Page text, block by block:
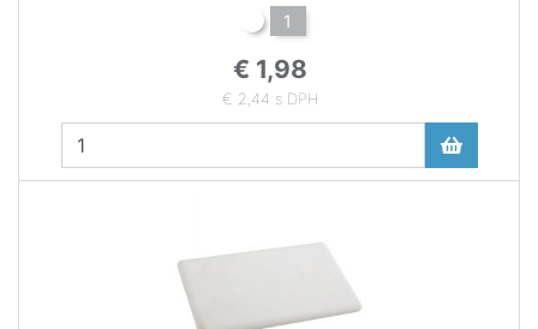
1
€ 1,98
€ 2,44 s DPH